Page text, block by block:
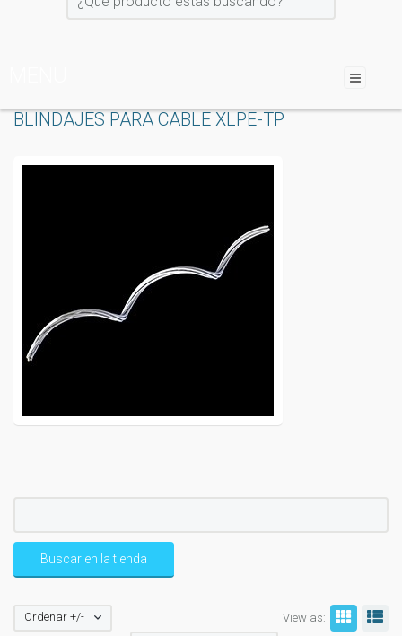
BLINDAJES PARA CABLE XLPE-TP
View as:
Ordenar +/-